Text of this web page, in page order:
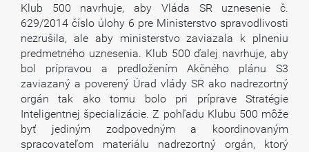
Klub 500 navrhuje, aby Vláda SR uznesenie č.
629/2014 číslo úlohy 6 pre Ministerstvo spravodlivosti
nezrušila, ale aby ministerstvo zaviazala k plneniu
predmetného uznesenia. Klub 500 ďalej navrhuje, aby
bol prípravou a predložením Akčného plánu S3
zaviazaný a poverený Úrad vlády SR ako nadrezortný
orgán tak ako tomu bolo pri príprave Stratégie
Inteligentnej špecializácie. Z pohľadu Klubu 500 môže
byť jediným zodpovedným a koordinovaným
spracovateľom materiálu nadrezortný orgán, ktorý